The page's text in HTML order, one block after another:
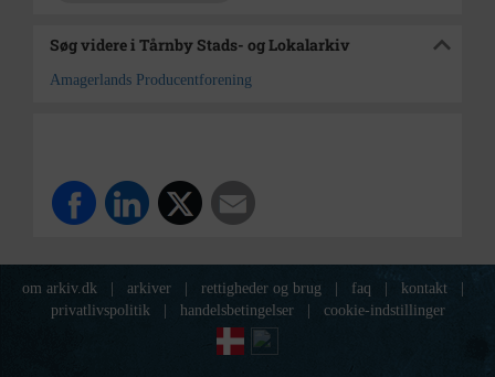
Søg videre i Tårnby Stads- og Lokalarkiv
Amagerlands Producentforening
om arkiv.dk arkiver rettigheder og brug faq kontakt
privatlivspolitik
handelsbetingelser cookie-indstillinger